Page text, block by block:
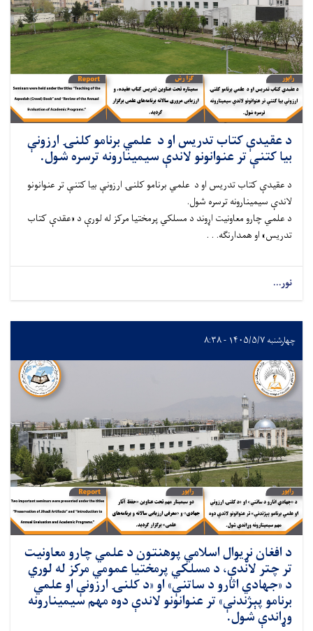
د عقیدې کتاب تدریس او د علمي برنامو کلنۍ ارزونې
بیا کتنې تر عنوانونو لاندې سیمینارونه ترسره شول.
د عقیدې کتاب تدریس او د علمي برنامو کلنۍ ارزونې بیا کتنې تر عنوانونو
لاندې سیمینارونه ترسره شول.
د علمي چارو معاونیت اړوند د مسلکي پرمختیا مرکز له لورې د «عقدې کتاب
تدریس» او همدارنګه. . .
نور...
چهارشنبه ۱۴۰۵/۵/۷ - ۸:۳۸
د افغان نړیوال اسلامي پوهنتون د علمي چارو معاونیت
تر چتر لاندې، د مسلکي پرمختیا عمومي مرکز له لوري
د «جهادي اثارو د ساتنې» او «د کلنۍ ارزونې او علمي
برنامو پېژندنې» تر عنوانونو لاندې دوه مهم سیمینارونه
وړاندې شول.